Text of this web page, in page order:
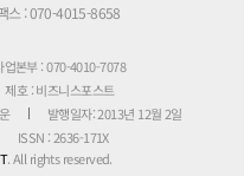
스 : 070-4015-8658
업본부 : 070-4010-7078
제호 : 비즈니스포스트
발행일자: 2013년 12월 2일
ISSN : 2636-171X
. All rights reserved.